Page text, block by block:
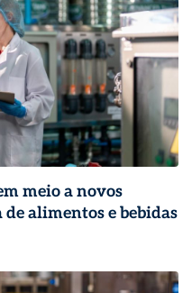
meio a novos
alimentos e bebidas